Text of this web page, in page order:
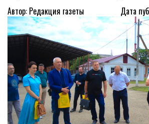
Автор: Редакция газеты Дата